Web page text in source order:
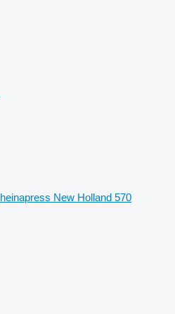
heinapress New Holland 570